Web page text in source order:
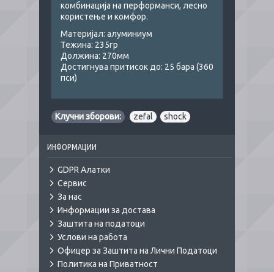
комбинација на перформанси, лесно
користење и комфор.
Материјал: алуминиум
Тежина: 235гр
Должина: 270мм
Достигнува притисок до: 25 бара (360
пси)
Клучни зборови: zefal shock
ИНФОРМАЦИИ
GDPR Алатки
Сервис
За нас
Информации за достава
Заштита на податоци
Услови на работа
Офицер за Заштита на Лични Податоци
Политика на Приватност